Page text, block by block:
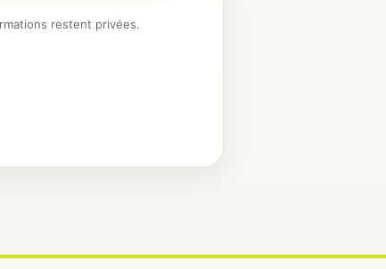
restent privées.